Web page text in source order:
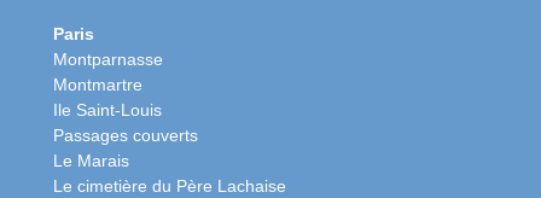
Paris
Montparnasse
Montmartre
Ile Saint-Louis
Passages couverts
Le Marais
Le cimetière du Père Lachaise